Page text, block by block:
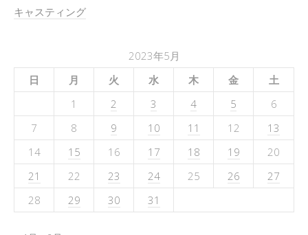
キャスティング
2023年5月
日
月 火 水 木 金
土
1
2 3 4 5
6
7
8 9 10 11 12
13
14
15 16 17 18 19
20
21
22 23 24 25 26
27
28
29 30 31